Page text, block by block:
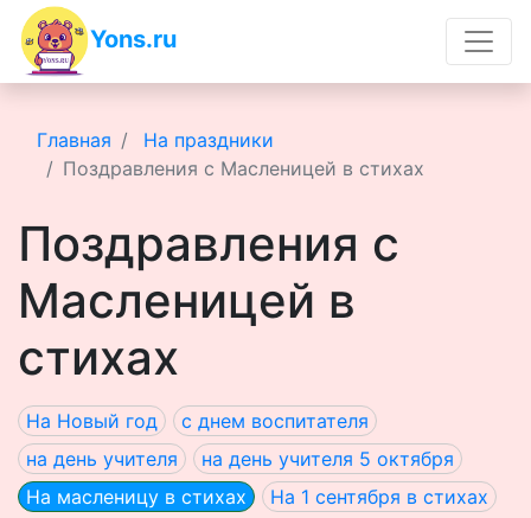
Yons.ru
Главная
На праздники
Поздравления с Масленицей в стихах
Поздравления с
Масленицей в
стихах
На Новый год
с днем воспитателя
на день учителя
на день учителя 5 октября
На масленицу в стихах
На 1 сентября в стихах